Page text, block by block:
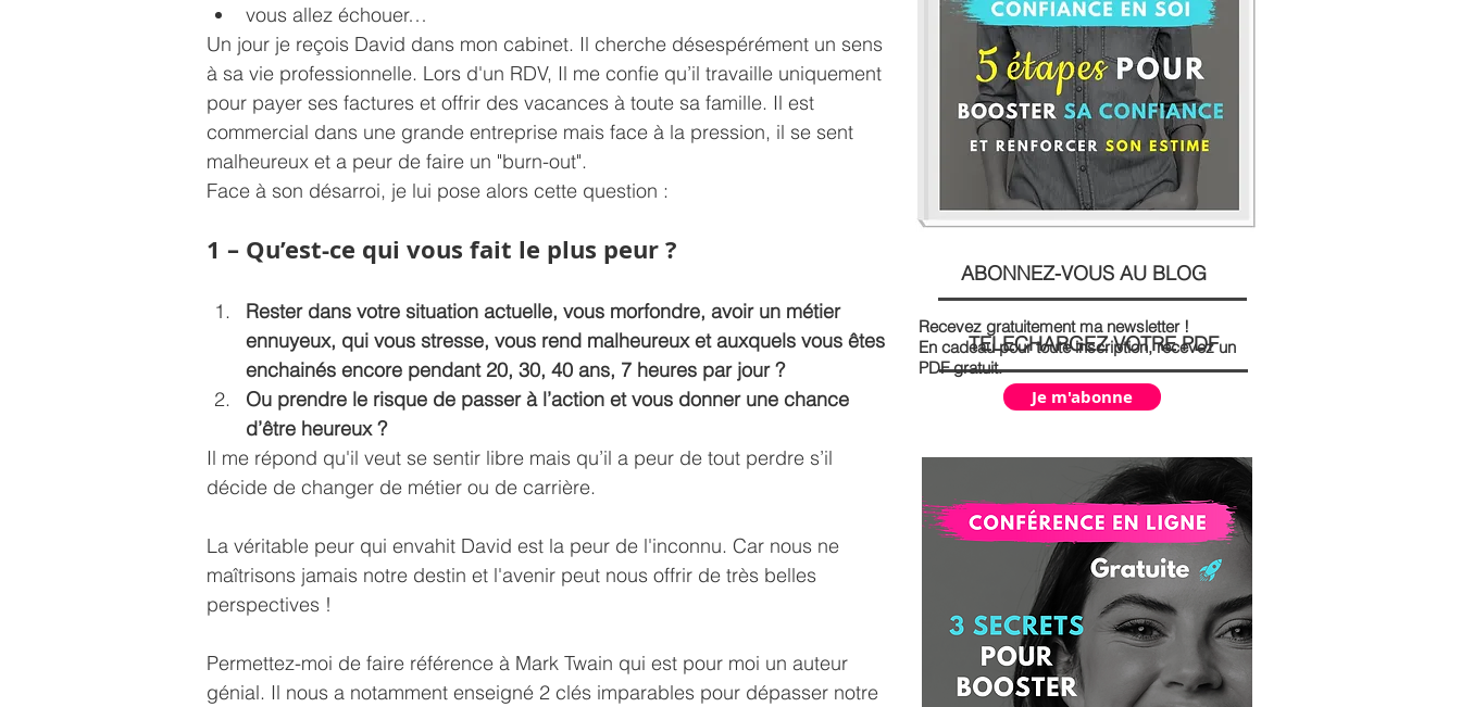
vous allez échouer…
Un jour je reçois David dans mon cabinet. Il cherche désespérément un sens
à sa vie professionnelle. Lors d'un RDV, Il me confie qu’il travaille uniquement
pour payer ses factures et offrir des vacances à toute sa famille. Il est
commercial dans une grande entreprise mais face à la pression, il se sent
malheureux et a peur de faire un "burn-out".
Face à son désarroi, je lui pose alors cette question :
1 – Qu’est-ce qui vous fait le plus peur ?
Rester dans votre situation actuelle, vous morfondre, avoir un métier
ennuyeux, qui vous stresse, vous rend malheureux et auxquels vous êtes
enchainés encore pendant 20, 30, 40 ans, 7 heures par jour ?
Ou prendre le risque de passer à l’action et vous donner une chance
d’être heureux ?
Il me répond qu'il veut se sentir libre mais qu’il a peur de tout perdre s’il
décide de changer de métier ou de carrière.
La véritable peur qui envahit David est la peur de l'inconnu. Car nous ne
maîtrisons jamais notre destin et l'avenir peut nous offrir de très belles
perspectives !
Permettez-moi de faire référence à Mark Twain qui est pour moi un auteur
génial. Il nous a notamment enseigné 2 clés imparables pour dépasser notre
TELECHARGEZ VOTRE PDF
ABONNEZ-VOUS AU BLOG
Recevez gratuitement ma newsletter !
En cadeau pour toute inscription, recevez un
PDF gratuit.
Je m'abonne